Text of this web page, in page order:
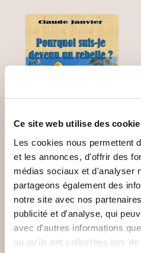
Ce site web utilise des
Les cookies nous permettent
et les annonces, d'offrir des
médias sociaux et d'analyser
partageons également des
notre site avec nos
publicité et d'analyse, qui
avec d'autres informations
ou qu'ils ont collectées lors
(0 avis)
Claude Janvier
POURQUOI SUIS-JE
DEVENU UN
REBELLE ?